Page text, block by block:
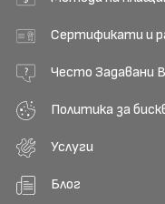
Сертификати и
Често Задавани
Политика за
Услуги
Блог